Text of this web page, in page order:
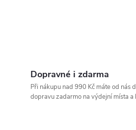
Dopravné i zdarma
Při nákupu nad 990 Kč máte od nás
dopravu zadarmo na výdejní místa a